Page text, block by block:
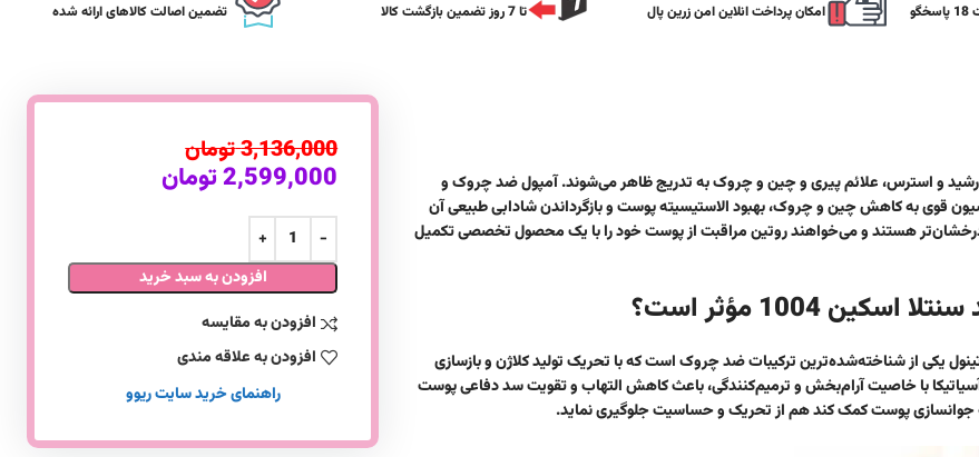
هر روز از ساعت 9 تا ساعت 18 پاسخگو
امکان پرداخت انلاین امن زرین پال تا 7 روز تضمین بازگشت کالا تضمین اصالت کالاهای ارائه شده
و استرس، علائم پیری و چین و چروک به تدریج ظاهر می‌شوند. آمپول ضد چروک و
تخصصی است که با فرمولاسیون قوی به کاهش چین و چروک، بهبود الاستیسیته پوست و بازگرداندن شادابی طبیعی آن
هستند و می‌خواهند روتین مراقبت از پوست خود را با یک محصول تخصصی تکمیل
طراحی شده است. رتینول یکی از شناخته‌شده‌ترین ترکیبات ضد چروک است که با تحریک تولید کلاژن و بازسازی
با خاصیت آرام‌بخش و ترمیم‌کنندگی، باعث کاهش التهاب و تقویت سد دفاعی پوست
3,136,000تومان
2,599,000تومان
افزودن به سبد خرید
افزودن به مقایسه
افزودن به علاقه مندی
راهنمای خرید سایت ریوو